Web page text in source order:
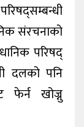
संरचनाको
परिषद्
दलको पनि
खोज्नु